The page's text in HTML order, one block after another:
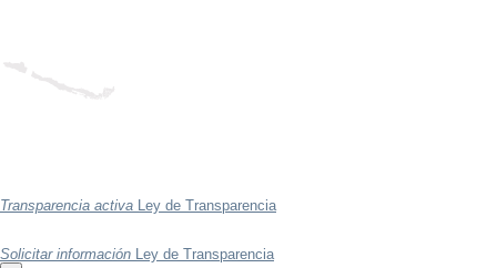
Transparencia activa Ley de Transparencia
Solicitar información Ley de Transparencia